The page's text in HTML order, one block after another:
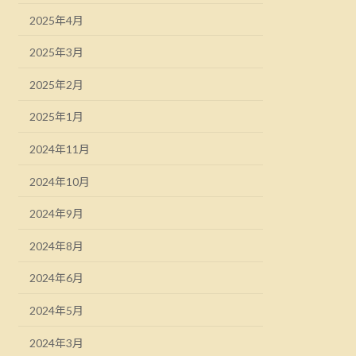
2025年4月
2025年3月
2025年2月
2025年1月
2024年11月
2024年10月
2024年9月
2024年8月
2024年6月
2024年5月
2024年3月